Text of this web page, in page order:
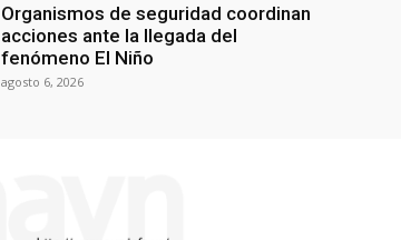
Organismos de seguridad coordinan
acciones ante la llegada del
fenómeno El Niño
agosto 6, 2026